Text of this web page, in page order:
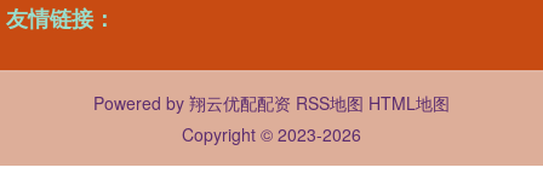
友情链接：
Powered by 翔云优配配资 RSS地图 HTML地图
Copyright © 2023-2026